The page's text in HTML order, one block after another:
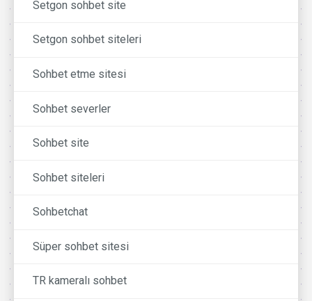
Setgon sohbet site
Setgon sohbet siteleri
Sohbet etme sitesi
Sohbet severler
Sohbet site
Sohbet siteleri
Sohbetchat
Süper sohbet sitesi
TR kameralı sohbet